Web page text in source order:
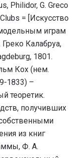
Philidor, G. Greco
= [Искусство
играм
Калабруа,
1801.
Кох (нем.
1833) –
теоретик.
получивших
из книг
Ф. А.